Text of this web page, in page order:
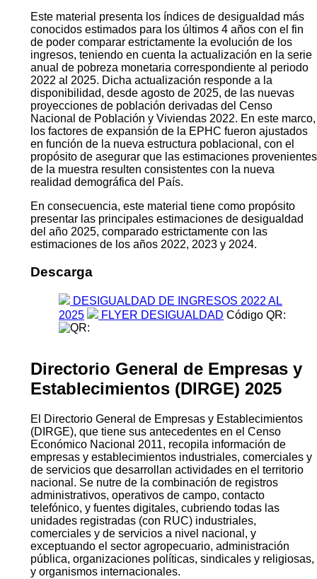
Este material presenta los índices de desigualdad más
conocidos estimados para los últimos 4 años con el fin
de poder comparar estrictamente la evolución de los
ingresos, teniendo en cuenta la actualización en la serie
anual de pobreza monetaria correspondiente al periodo
2022 al 2025. Dicha actualización responde a la
disponibilidad, desde agosto de 2025, de las nuevas
proyecciones de población derivadas del Censo
Nacional de Población y Viviendas 2022. En este marco,
los factores de expansión de la EPHC fueron ajustados
en función de la nueva estructura poblacional, con el
propósito de asegurar que las estimaciones provenientes
de la muestra resulten consistentes con la nueva
realidad demográfica del País.
En consecuencia, este material tiene como propósito
presentar las principales estimaciones de desigualdad
del año 2025, comparado estrictamente con las
estimaciones de los años 2022, 2023 y 2024.
Descarga
DESIGUALDAD DE INGRESOS 2022 AL
2025
FLYER DESIGUALDAD Código QR:
Directorio General de Empresas y
Establecimientos (DIRGE) 2025
El Directorio General de Empresas y Establecimientos
(DIRGE), que tiene sus antecedentes en el Censo
Económico Nacional 2011, recopila información de
empresas y establecimientos industriales, comerciales y
de servicios que desarrollan actividades en el territorio
nacional. Se nutre de la combinación de registros
administrativos, operativos de campo, contacto
telefónico, y fuentes digitales, cubriendo todas las
unidades registradas (con RUC) industriales,
comerciales y de servicios a nivel nacional, y
exceptuando el sector agropecuario, administración
pública, organizaciones políticas, sindicales y religiosas,
y organismos internacionales.